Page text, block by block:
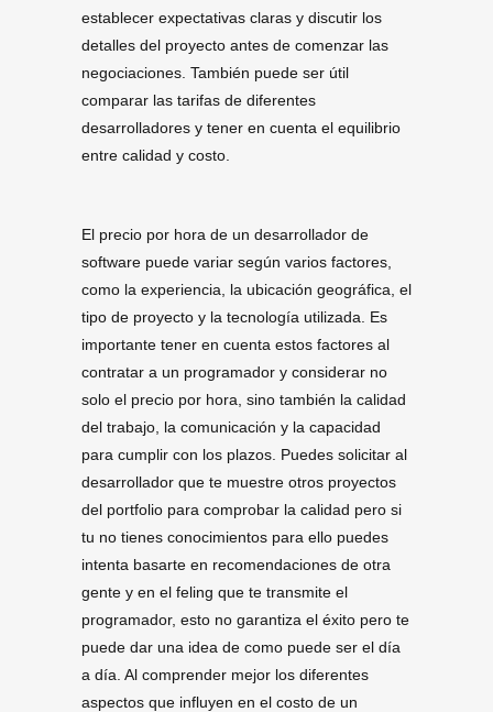
establecer expectativas claras y discutir los
detalles del proyecto antes de comenzar las
negociaciones. También puede ser útil
comparar las tarifas de diferentes
desarrolladores y tener en cuenta el equilibrio
entre calidad y costo.
El precio por hora de un desarrollador de
software puede variar según varios factores,
como la experiencia, la ubicación geográfica, el
tipo de proyecto y la tecnología utilizada. Es
importante tener en cuenta estos factores al
contratar a un programador y considerar no
solo el precio por hora, sino también la calidad
del trabajo, la comunicación y la capacidad
para cumplir con los plazos. Puedes solicitar al
desarrollador que te muestre otros proyectos
del portfolio para comprobar la calidad pero si
tu no tienes conocimientos para ello puedes
intenta basarte en recomendaciones de otra
gente y en el feling que te transmite el
programador, esto no garantiza el éxito pero te
puede dar una idea de como puede ser el día
a día. Al comprender mejor los diferentes
aspectos que influyen en el costo de un